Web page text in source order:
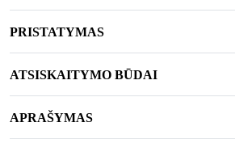
PRISTATYMAS
ATSISKAITYMO BŪDAI
APRAŠYMAS